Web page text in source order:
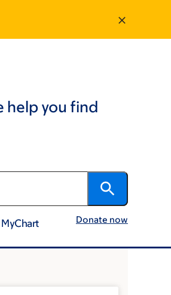
help you find
MyChart Donate now